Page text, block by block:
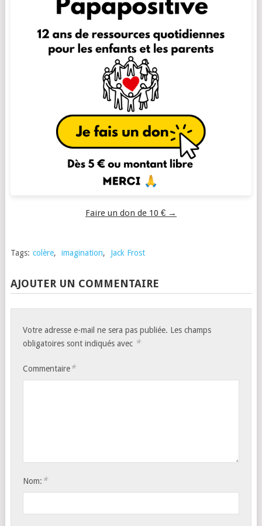
Faire un don de 10 € →
Tags: colère, imagination, Jack Frost
AJOUTER UN COMMENTAIRE
Votre adresse e-mail ne sera pas publiée. Les champs
obligatoires sont indiqués avec *
Commentaire*
Nom: *